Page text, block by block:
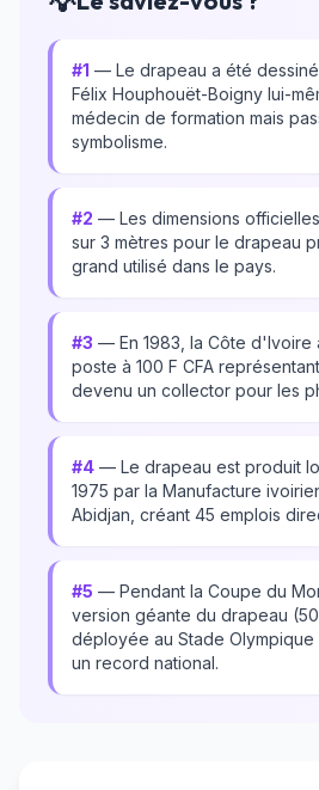
#1 — Le drapeau a été
Félix Houphouët-Boigny lui-
médecin de formation mais
symbolisme.
#2 — Les dimensions
sur 3 mètres pour le drapeau
grand utilisé dans le pays.
#3 — En 1983, la Côte d'Ivoire
poste à 100 F CFA
devenu un collector pour les
#4 — Le drapeau est produit
1975 par la Manufacture
Abidjan, créant 45 emplois
#5 — Pendant la Coupe du
version géante du drapeau
déployée au Stade
un record national.